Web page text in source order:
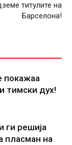
титулите на
Барселона!
покажаа
тимски дух!
ги решија
пласман на